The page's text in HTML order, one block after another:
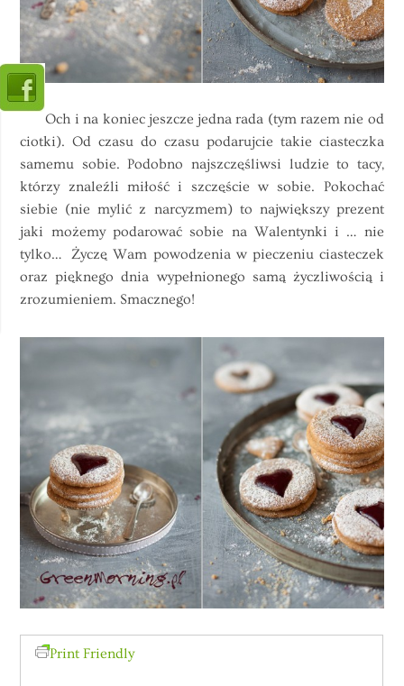
Och i na koniec jeszcze jedna rada (tym razem nie od
ciotki). Od czasu do czasu podarujcie takie ciasteczka
samemu sobie. Podobno najszczęśliwsi ludzie to tacy,
którzy znaleźli miłość i szczęście w sobie. Pokochać
siebie (nie mylić z narcyzmem) to największy prezent
jaki możemy podarować sobie na Walentynki i … nie
tylko… Życzę Wam powodzenia w pieczeniu ciasteczek
oraz pięknego dnia wypełnionego samą życzliwością i
zrozumieniem. Smacznego!
Print Friendly